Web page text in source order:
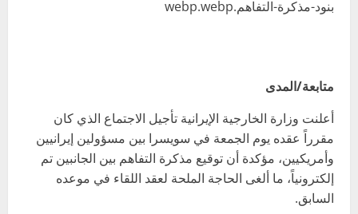
متابعة/المدى
أعلنت وزارة الخارجية الإيرانية تأجيل الاجتماع الذي كان
مقرراً عقده يوم الجمعة في سويسرا بين مسؤولين إيرانيين
وأمريكيين، مؤكدة أن توقيع مذكرة التفاهم بين الجانبين تم
إلكترونياً، ما ألغى الحاجة الملحة لعقد اللقاء في موعده
السابق.